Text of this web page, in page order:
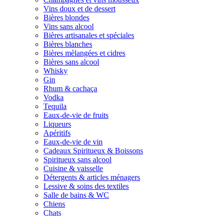
Vins doux et de dessert
Bières blondes
Vins sans alcool
Bières artisanales et spéciales
Bières blanches
Bières mèlangées et cidres
Bières sans alcool
Whisky
Gin
Rhum & cachaça
Vodka
Tequila
Eaux-de-vie de fruits
Liqueurs
Apéritifs
Eaux-de-vie de vin
Cadeaux Spiritueux & Boissons
Spiritueux sans alcool
Cuisine & vaisselle
Détergents & articles ménagers
Lessive & soins des textiles
Salle de bains & WC
Chiens
Chats